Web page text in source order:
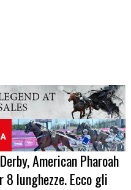
American Pharoah
8 lunghezze. Ecco gli